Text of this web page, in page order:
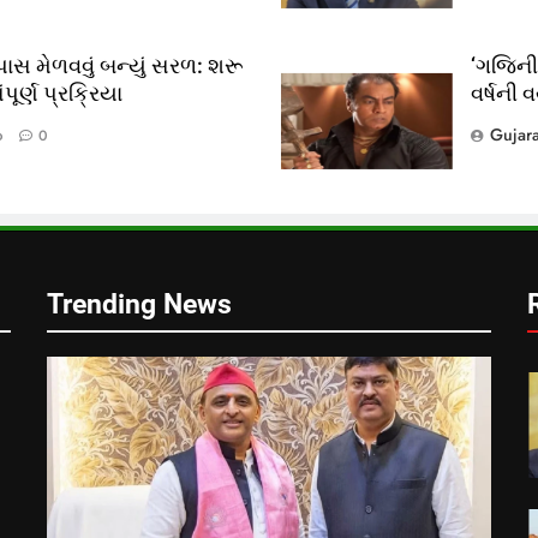
પાસ મેળવવું બન્યું સરળ: શરૂ
પ્રક્રિયા
0
વર્ષની
Trending News